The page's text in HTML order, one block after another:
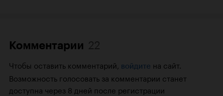
Комментарии
Чтобы оставить комментарий, войдите на сайт.
Возможность голосовать за комментарии станет
доступна через 8 дней после регистрации